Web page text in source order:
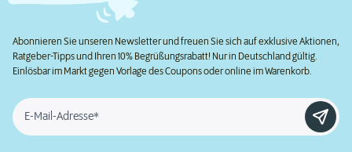
Abonnieren Sie unseren Newsletter und freuen Sie sich auf exklusive Aktionen,
Ratgeber-Tipps und Ihren 10% Begrüßungsrabatt! Nur in Deutschland gültig.
Einlösbar im Markt gegen Vorlage des Coupons oder online im Warenkorb.
E-Mail-Adresse*